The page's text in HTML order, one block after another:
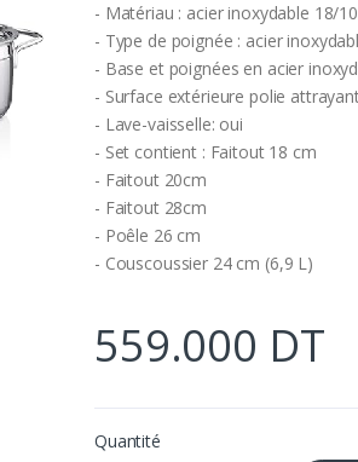
- Matériau : acier inoxydable 18/
- Type de poignée : acier
- Base et poignées en acier
- Surface extérieure polie
- Lave-vaisselle: oui
- Set contient : Faitout 18 cm
- Faitout 20cm
- Faitout 28cm
- Poêle 26 cm
- Couscoussier 24 cm (6,9 L)
559.000 DT
Quantité